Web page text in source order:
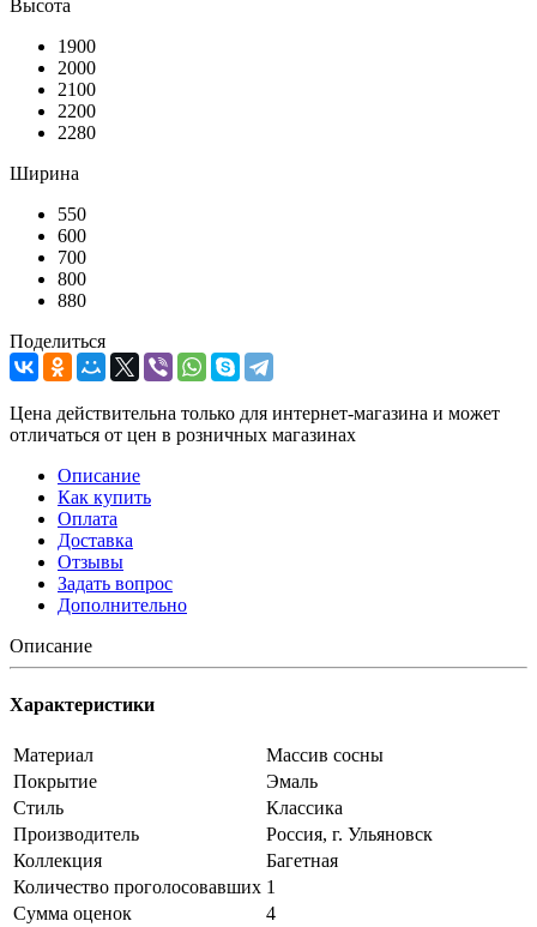
Высота
1900
2000
2100
2200
2280
Ширина
550
600
700
800
880
Поделиться
Цена действительна только для интернет-магазина и может
отличаться от цен в розничных магазинах
Описание
Как купить
Оплата
Доставка
Отзывы
Задать вопрос
Дополнительно
Описание
Характеристики
Материал
Массив сосны
Покрытие
Эмаль
Стиль
Классика
Производитель
Россия, г. Ульяновск
Коллекция
Багетная
Количество проголосовавших 1
Сумма оценок
4